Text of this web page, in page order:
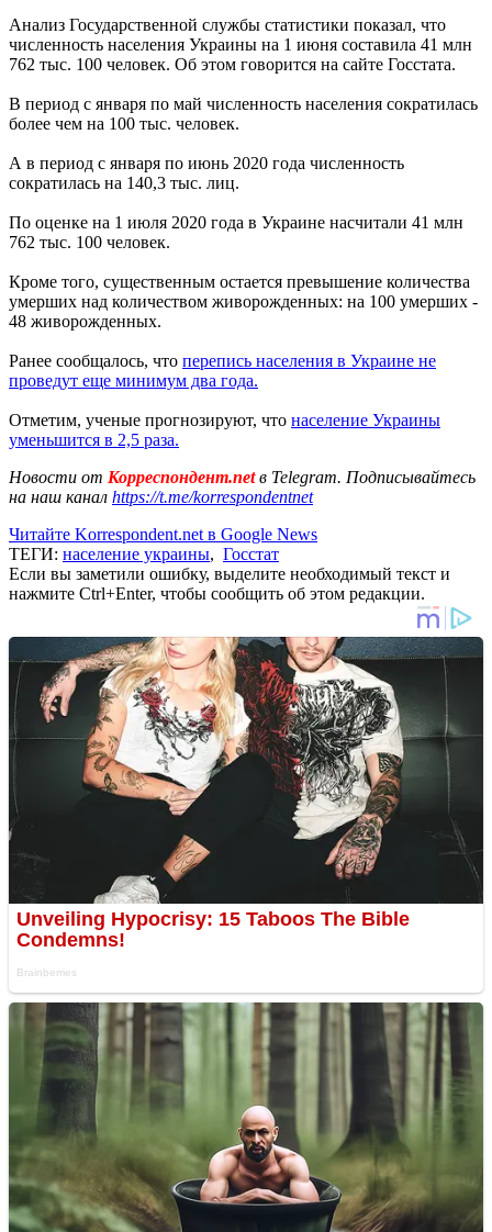
Анализ Государственной службы статистики показал, что
численность населения Украины на 1 июня составила 41 млн
762 тыс. 100 человек. Об этом говорится на сайте Госстата.
В период с января по май численность населения сократилась
более чем на 100 тыс. человек.
А в период с января по июнь 2020 года численность
сократилась на 140,3 тыс. лиц.
По оценке на 1 июля 2020 года в Украине насчитали 41 млн
762 тыс. 100 человек.
Кроме того, существенным остается превышение количества
умерших над количеством живорожденных: на 100 умерших -
48 живорожденных.
Ранее сообщалось, что перепись населения в Украине не
проведут еще минимум два года.
Отметим, ученые прогнозируют, что население Украины
уменьшится в 2,5 раза.
Новости от Корреспондент.netв Telegram. Подписывайтесь
на наш канал https://t.me/korrespondentnet
Читайте Korrespondent.net в Google News
ТЕГИ: население украины, Госстат
Если вы заметили ошибку, выделите необходимый текст и
нажмите Ctrl+Enter, чтобы сообщить об этом редакции.